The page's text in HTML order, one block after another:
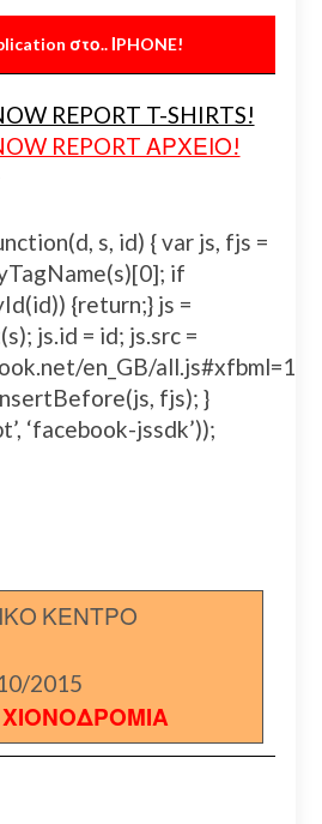
στο.. ΙPHONE!
REPORT T-SHIRTS!
REPORT ΑΡΧΕΙΟ!
s, id) { var js, fjs =
if
{return;} js =
js.id = id; js.src =
en_GB/
fjs); }
‘facebook-jssdk’));
ΚΕΝΤΡΟ
2015
ΧΙΟΝΟΔΡΟΜΙΑ